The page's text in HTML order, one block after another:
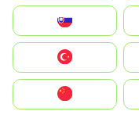
United States
中國香港特別行政區